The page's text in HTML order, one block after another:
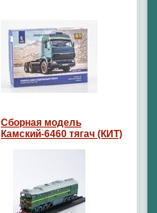
Сборная модель
Камский-6460 тягач (КИТ)